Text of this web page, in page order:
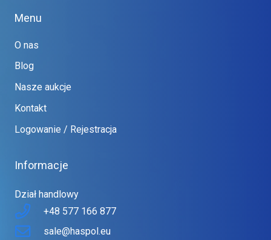
Menu
O nas
Blog
Nasze aukcje
Kontakt
Logowanie / Rejestracja
Informacje
Dział handlowy
+48 577 166 877
sale@haspol.eu